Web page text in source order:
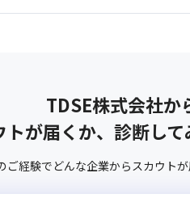
TDSE株式会社か
トが届くか、診断して
ご経験でどんな企業からスカウトが